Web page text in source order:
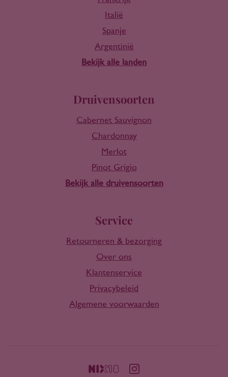
Italië
Spanje
Argentinië
Bekijk alle landen
Druivensoorten
Cabernet Sauvignon
Chardonnay
Merlot
Pinot Grigio
Bekijk alle druivensoorten
Service
Retourneren & bezorging
Over ons
Klantenservice
Privacybeleid
Algemene voorwaarden